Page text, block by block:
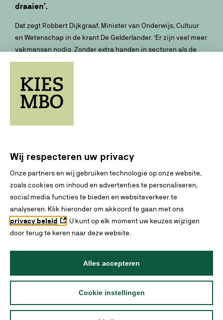
draaien’.
Dat zegt Robbert Dijkgraaf, Minister van Onderwijs, Cultuur
en Wetenschap in de krant De Gelderlander. ‘Er zijn veel meer
vakmensen nodig. Zonder extra handen in sectoren als de
bouw, de energiesector, onderwijs en zorg zal de hele
van de toekomst zeker te stellen.’
Wij respecteren uw privacy
Onze partners en wij gebruiken technologie op onze website,
zoals cookies om inhoud en advertenties te personaliseren,
social media functies te bieden en websiteverkeer te
analyseren. Klik hieronder om akkoord te gaan met ons
privacy beleid
. U kunt op elk moment uw keuzes wijzigen
door terug te keren naar deze website.
Alles accepteren
Cookie instellingen